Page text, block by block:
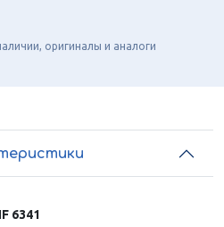
оригиналы и аналоги
6341